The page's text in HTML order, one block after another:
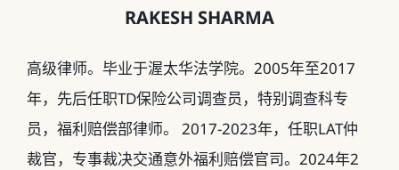
RAKESH SHARMA
高级律师。毕业于渥太华法学院。2005年至2017
年，先后任职TD保险公司调查员，特别调查科专
员，福利赔偿部律师。 2017-2023年，任职LAT仲
裁官，专事裁决交通意外福利赔偿官司。2024年2